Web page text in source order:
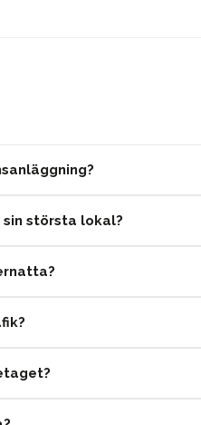
största lokal?